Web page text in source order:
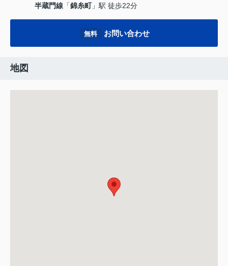
半蔵門線 「錦糸町」駅 徒歩22分
無料 お問い合わせ
地図